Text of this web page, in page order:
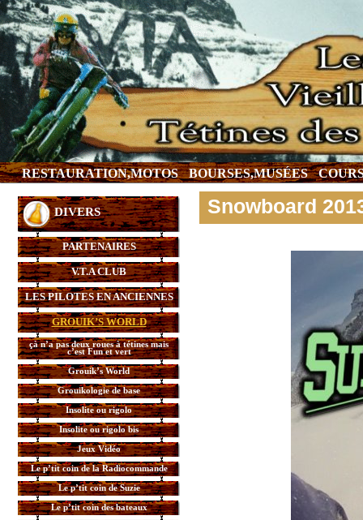
RESTAURATION,MOTOS BOURSES,MUSÉES
DIVERS
PARTENAIRES
V.T.A CLUB
LES PILOTES EN ANCIENNES
GROUIK’S WORLD
çà n’a pas deux roues à tétines mais
c’est Fun et vert
Grouik’s World
Grouikologie de base
Insolite ou rigolo
Insolite ou rigolo bis
Jeux Vidéo
Le p’tit coin de la Radiocommande
Le p’tit coin de Suzie
Le p’tit coin des bateaux
Snowboard